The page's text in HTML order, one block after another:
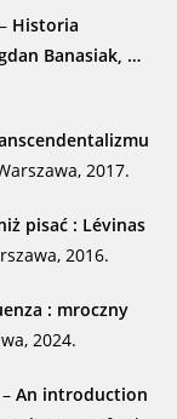
Historia
Banasiak, …
2017.
pisać : Lévinas
2016.
: mroczny
2024.
An introduction